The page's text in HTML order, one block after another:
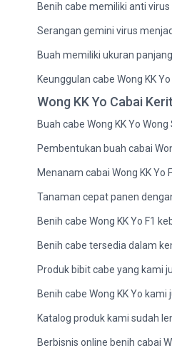
Benih cabe memiliki anti
Serangan gemini virus
Buah memiliki ukuran
Keunggulan cabe Wong KK
Wong KK Yo Cabai
Buah cabe Wong KK Yo
Pembentukan buah cabai
Menanam cabai Wong KK
Tanaman cepat panen
Benih cabe Wong KK Yo F1
Benih cabe tersedia dalam
Produk bibit cabe yang kami
Benih cabe Wong KK Yo
Katalog produk kami sudah
Berbisnis online benih cabai